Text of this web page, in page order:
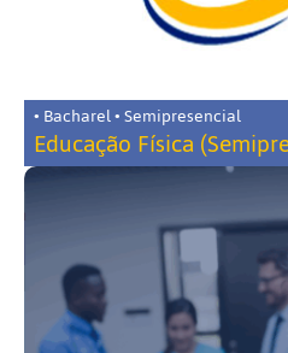
• Bacharel • Semipresencial
Educação Física